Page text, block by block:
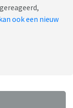
ook een nieuw